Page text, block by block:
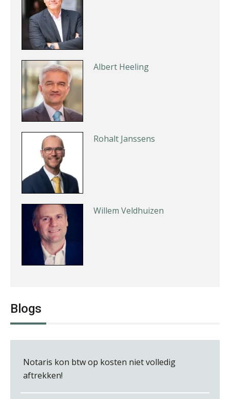
Jan Wietsma
Blogs
Notaris kon btw op kosten niet volledig
aftrekken!